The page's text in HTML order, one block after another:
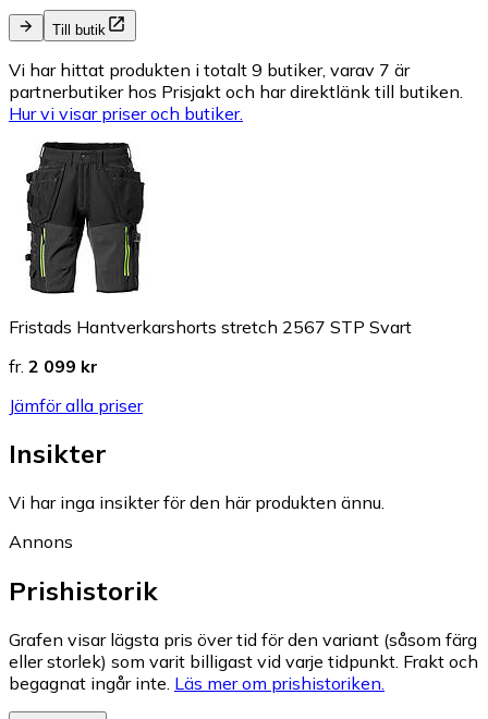
Till butik
Vi har hittat produkten i totalt 9 butiker, varav 7 är
partnerbutiker hos Prisjakt och har direktlänk till butiken.
Hur vi visar priser och butiker.
Fristads Hantverkarshorts stretch 2567 STP Svart
fr. 2 099 kr
Jämför alla priser
Insikter
Vi har inga insikter för den här produkten ännu.
Annons
Prishistorik
Grafen visar lägsta pris över tid för den variant (såsom färg
eller storlek) som varit billigast vid varje tidpunkt. Frakt och
begagnat ingår inte. Läs mer om prishistoriken.